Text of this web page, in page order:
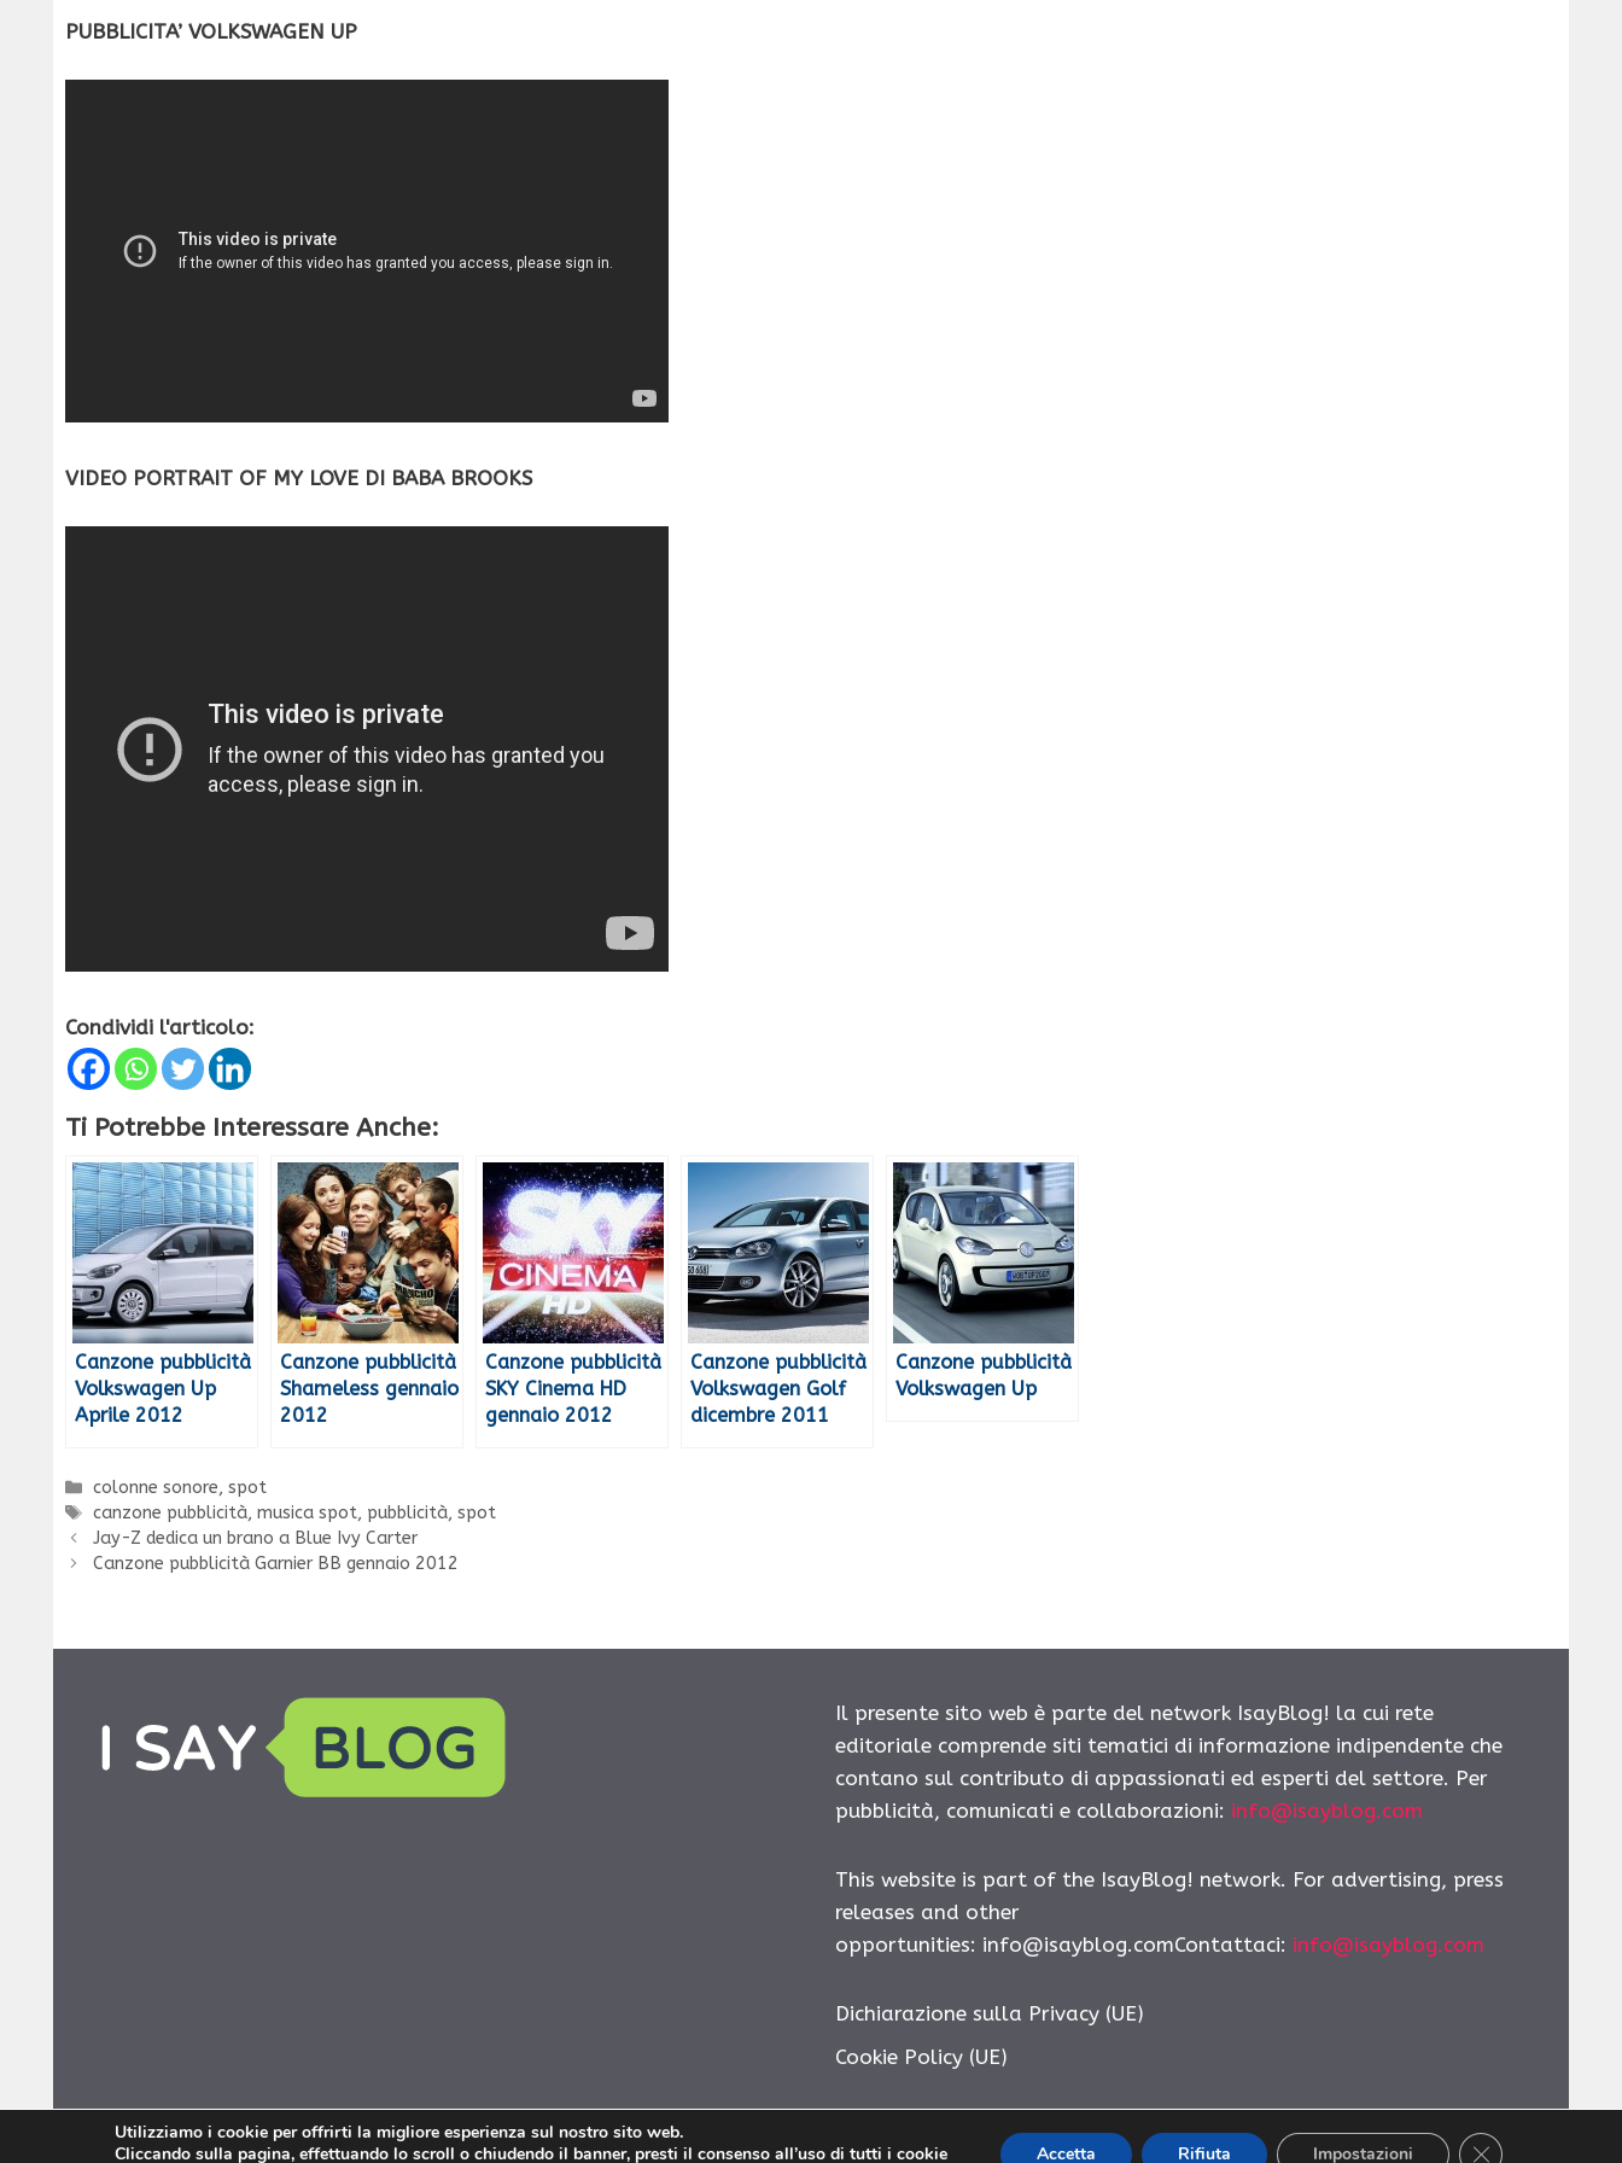
PUBBLICITA’ VOLKSWAGEN UP
VIDEO PORTRAIT OF MY LOVE DI BABA BROOKS
Condividi l'articolo:
Ti Potrebbe Interessare Anche:
Canzone pubblicità
Volkswagen Up
Aprile 2012
Canzone pubblicità
Shameless gennaio
2012
Canzone pubblicità
SKY Cinema HD
gennaio 2012
Canzone pubblicità
Volkswagen Golf
dicembre 2011
Canzone pubblicità
Volkswagen Up
Categorie
colonne sonore,spot
Tag
canzone pubblicità,musica spot, pubblicità,spot
Jay-Z dedica un brano a Blue Ivy Carter
Canzone pubblicità Garnier BB gennaio 2012
Il presente sito web è parte del network IsayBlog! la cui rete
editoriale comprende siti tematici di informazione indipendente che
contano sul contributo di appassionati ed esperti del settore. Per
pubblicità, comunicati e collaborazioni: info@isayblog.com
This website is part of the IsayBlog! network. For advertising, press
releases and other
opportunities: info@isayblog.comContattaci: info@isayblog.com
Dichiarazione sulla Privacy (UE)
Cookie Policy (UE)
Utilizziamo i cookie per offrirti la migliore esperienza sul nostro sito web.
Cliccando sulla pagina, effettuando lo scroll o chiudendo il banner, presti il consenso all’uso di tutti i cookie
Accetta Rifiuta Impostazioni CLOSE GDPR